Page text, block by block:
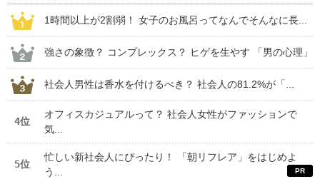
1時間以上が2割弱！ 女子のお風呂ってなんでそんなに長...
強さの象徴？ コンプレックス？ ヒゲを生やす 「男の心理」
社会人男性は香水を付けるべき？ 社会人の81.2%が「...
4位
オフィスカジュアルって？ 社会人女性がファッションで
気...
5位
忙しい新社会人にぴったり！ 「朝リフレア」をはじめよ
う...